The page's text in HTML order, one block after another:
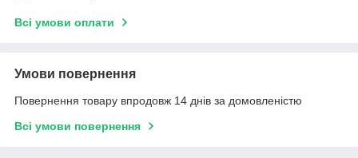
Всі умови оплати
Умови повернення
Повернення товару впродовж 14 днів за домовленістю
Всі умови повернення